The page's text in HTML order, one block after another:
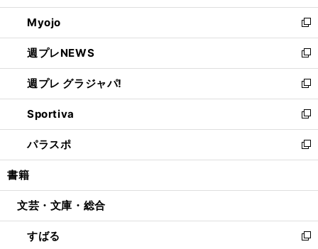
開
く
ウ
で
開
く
ン
ド
ウ
で
開
く
ウ
ィ
ン
ド
ウ
で
開
く
Myojo
新
し
い
ウ
ィ
ン
ド
ウ
で
開
週プレNEWS
新
し
い
ウ
ィ
ン
ド
ウ
開
週プレ グラジャパ!
新
し
い
ウ
ィ
ン
ウ
開
く
Sportiva
新
し
い
ウ
ン
ウ
で
パラスポ
新
し
ウ
ン
ド
書籍
文芸・文庫・総合
すばる
新